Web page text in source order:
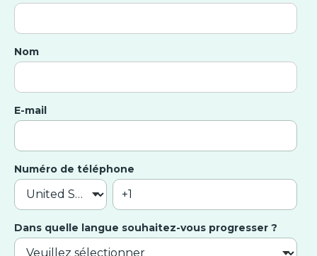
Nom
E-mail
Numéro de téléphone
Dans quelle langue souhaitez-vous progresser ?